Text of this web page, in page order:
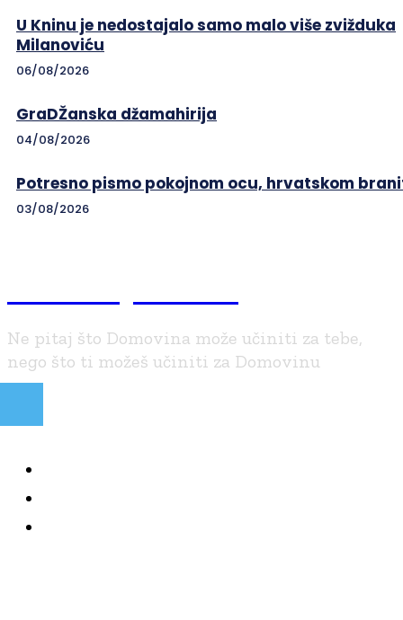
U Kninu je nedostajalo samo malo više zvižduka
Milanoviću
06/08/2026
GraDŽanska džamahirija
04/08/2026
Potresno pismo pokojnom ocu, hrvatskom
03/08/2026
Ne pitaj što Domovina može učiniti za tebe,
nego što ti možeš učiniti za Domovinu